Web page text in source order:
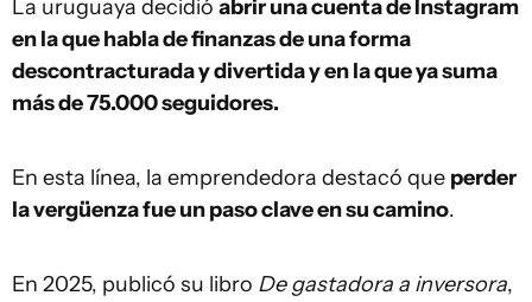
La uruguaya decidió abrir una cuenta de Instagram
en la que habla de finanzas de una forma
descontracturada y divertida y en la que ya suma
más de 75.000 seguidores.
En esta línea, la emprendedora destacó que perder
la vergüenza fue un paso clave en su camino.
En 2025, publicó su libro De gastadora a inversora,